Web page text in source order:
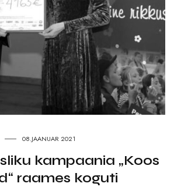
08.JAANUAR 2021
kampaania „Koos
raames koguti